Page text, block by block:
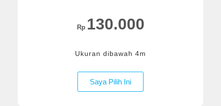
Rp 130.000
Ukuran dibawah 4m
Saya Pilih Ini